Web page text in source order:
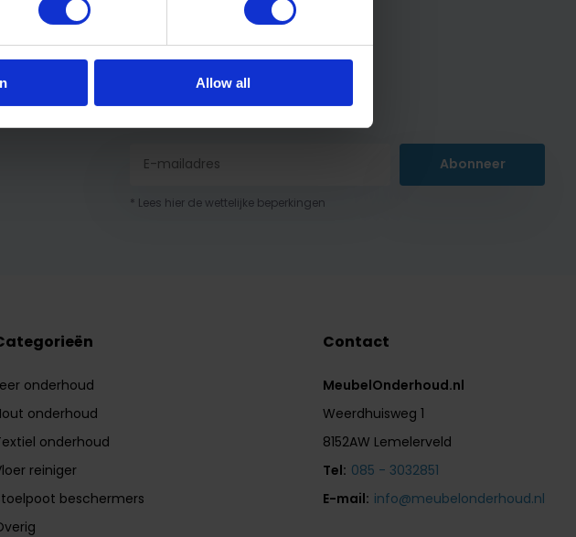
Allow all
Schrijf je in voor onze nieuwsbrief:
Abonneer
* Lees hier de wettelijke beperkingen
onderhoud
onderhoud
onderhoud
reiniger
beschermers
Contact
MeubelOnderhoud.nl
Weerdhuisweg 1
8152AW Lemelerveld
Tel: 085 - 3032851
E-mail: info@meubelonderhoud.nl